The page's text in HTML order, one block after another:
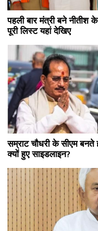
पहली बार मंत्री बने नीतीश
पूरी लिस्ट यहां देखिए
सम्राट चौधरी के सीएम बनते
क्यों हुए साइडलाइन?